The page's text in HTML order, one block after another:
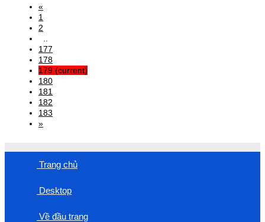
«
1
2
177
178
179 (current)
180
181
182
183
»
Trang chủ
Desktop
Về đầu trang